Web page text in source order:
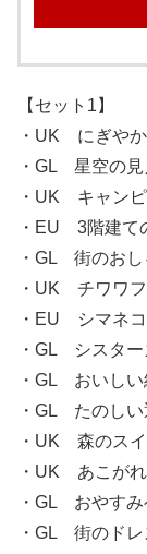
【セット1】
・UK にぎや
・GL 星空の見
・UK キャン
・EU 3階建て
・GL 街のおし
・UK チワワ
・EU シマネ
・GL シスター
・GL おいしい
・GL たのしい
・UK 森のス
・UK あこが
・GL おやすみ
・GL 街のドレ